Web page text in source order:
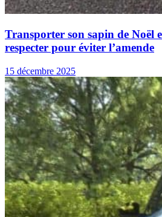
Transporter son sapin de Noël
respecter pour éviter l’amende
15 décembre 2025